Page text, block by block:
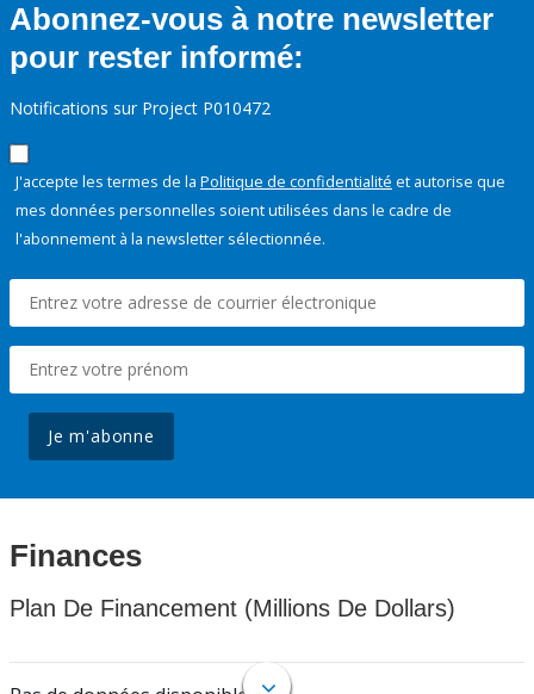
Abonnez-vous à notre newsletter
pour rester informé:
Notifications sur Project P010472
J'accepte les termes de la Politique de confidentialité et autorise que
mes données personnelles soient utilisées dans le cadre de
l'abonnement à la newsletter sélectionnée.
Je m'abonne
Finances
Plan De Financement (Millions De Dollars)